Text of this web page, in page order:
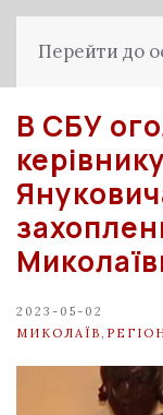
Перейти до
В СБУ
2023-05-02
МИКОЛАЇВ